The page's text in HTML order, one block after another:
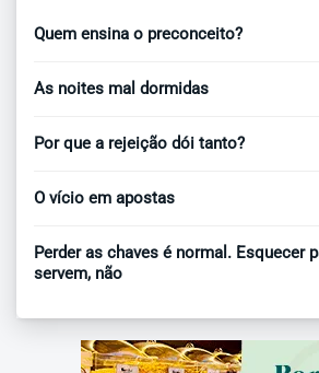
Quem ensina o preconceito?
As noites mal dormidas
Por que a rejeição dói tanto?
O vício em apostas
Perder as chaves é normal. Esquecer
servem, não